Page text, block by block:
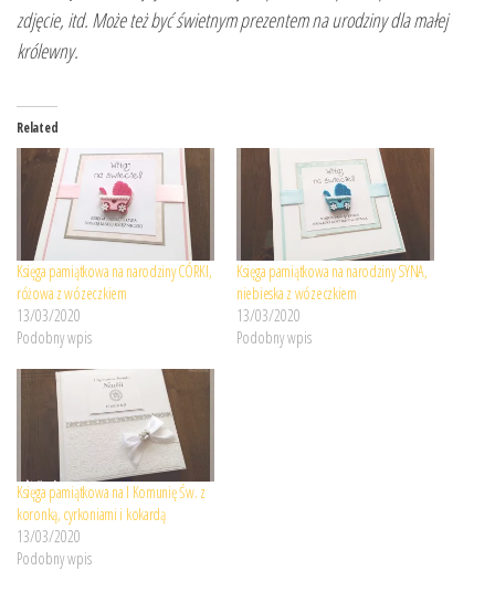
zdjęcie, itd. Może też być świetnym prezentem na urodziny dla małej
królewny.
Related
Księga pamiątkowa na narodziny CÓRKI,
różowa z wózeczkiem
13/03/2020
Podobny wpis
Księga pamiątkowa na narodziny SYNA,
niebieska z wózeczkiem
13/03/2020
Podobny wpis
Księga pamiątkowa na I Komunię Św. z
koronką, cyrkoniami i kokardą
13/03/2020
Podobny wpis